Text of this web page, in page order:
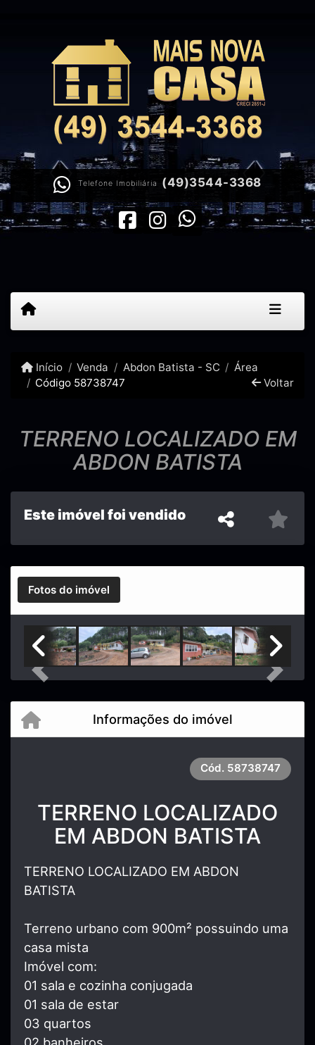
Telefone Imobiliária (49)3544-3368
Início Venda Abdon Batista - SC
Área
Código 58738747
Voltar
TERRENO LOCALIZADO EM
ABDON BATISTA
Este imóvel foi vendido
Fotos do imóvel
Previous Next
Informações do imóvel
Cód. 58738747
TERRENO LOCALIZADO
EM ABDON BATISTA
TERRENO LOCALIZADO EM ABDON
BATISTA
Terreno urbano com 900m² possuindo uma
casa mista
Imóvel com:
01 sala e cozinha conjugada
01 sala de estar
03 quartos